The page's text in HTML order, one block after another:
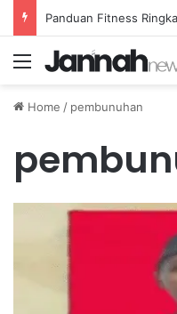
Menu
Home / pembunuhan